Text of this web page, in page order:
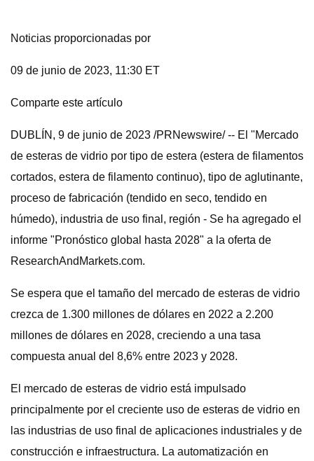
Noticias proporcionadas por
09 de junio de 2023, 11:30 ET
Comparte este artículo
DUBLÍN, 9 de junio de 2023 /PRNewswire/ -- El "Mercado
de esteras de vidrio por tipo de estera (estera de filamentos
cortados, estera de filamento continuo), tipo de aglutinante,
proceso de fabricación (tendido en seco, tendido en
húmedo), industria de uso final, región - Se ha agregado el
informe "Pronóstico global hasta 2028" a la oferta de
ResearchAndMarkets.com.
Se espera que el tamaño del mercado de esteras de vidrio
crezca de 1.300 millones de dólares en 2022 a 2.200
millones de dólares en 2028, creciendo a una tasa
compuesta anual del 8,6% entre 2023 y 2028.
El mercado de esteras de vidrio está impulsado
principalmente por el creciente uso de esteras de vidrio en
las industrias de uso final de aplicaciones industriales y de
construcción e infraestructura. La automatización en